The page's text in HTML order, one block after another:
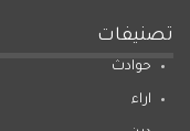
تصنيفات
حوادث
اراء